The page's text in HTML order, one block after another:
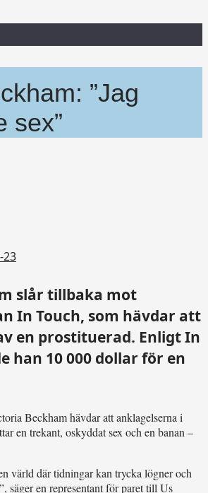
”Jag
sex”
23
slår tillbaka mot
In Touch, som hävdar att
en prostituerad. Enligt In
han 10 000 dollar för en
Beckham hävdar att anklagelserna i
en trekant, oskyddat sex och en banan –
värld där tidningar kan trycka lögner och
säger en representant för paret till Us